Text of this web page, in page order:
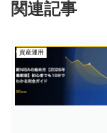
関連記事
資産運用